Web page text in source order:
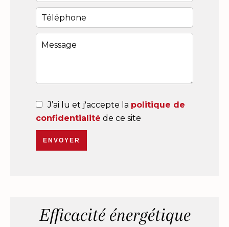
J’ai lu et j'accepte la politique de
confidentialité de ce site
ENVOYER
Efficacité énergétique